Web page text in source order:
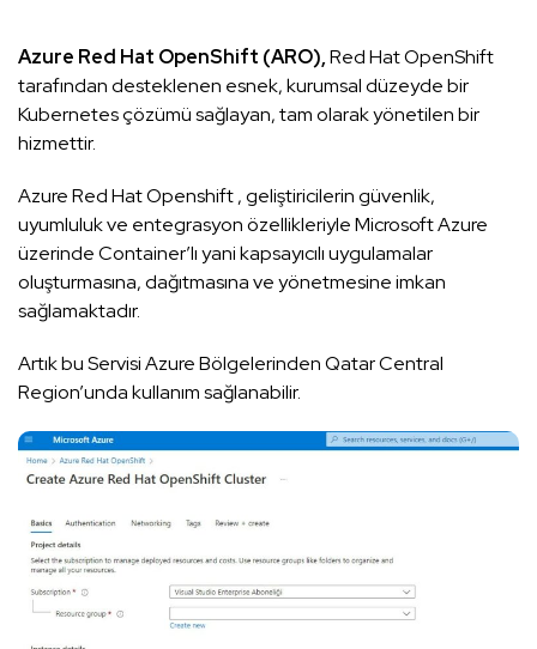
Azure Red Hat OpenShift (ARO),Red Hat OpenShift
tarafından desteklenen esnek, kurumsal düzeyde bir
Kubernetes çözümü sağlayan, tam olarak yönetilen bir
hizmettir.
Azure Red Hat Openshift , geliştiricilerin güvenlik,
uyumluluk ve entegrasyon özellikleriyle Microsoft Azure
üzerinde Container’lı yani kapsayıcılı uygulamalar
oluşturmasına, dağıtmasına ve yönetmesine imkan
sağlamaktadır.
Artık bu Servisi Azure Bölgelerinden Qatar Central
Region’unda kullanım sağlanabilir.